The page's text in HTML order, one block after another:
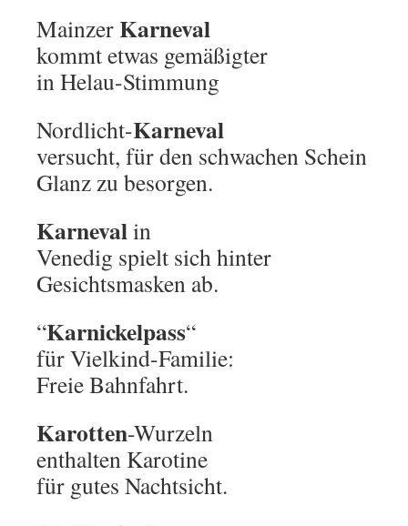
MainzerKarneval
kommt etwas gemäßigter
in Helau-Stimmung
Nordlicht-Karneval
versucht, für den schwachen Schein
Glanz zu besorgen.
Karnevalin
Venedig spielt sich hinter
Gesichtsmasken ab.
“Karnickelpass“
für Vielkind-Familie:
Freie Bahnfahrt.
Karotten-Wurzeln
enthalten Karotine
für gutes Nachtsicht.